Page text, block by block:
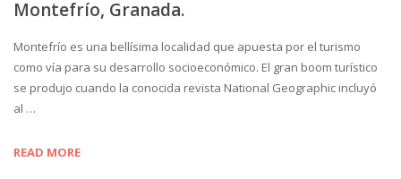
Montefrío, Granada.
Montefrío es una bellísima localidad que apuesta por el turismo
como vía para su desarrollo socioeconómico. El gran boom turístico
se produjo cuando la conocida revista National Geographic incluyó
al …
READ MORE